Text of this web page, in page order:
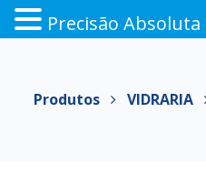
conteúdo
Produtos VIDRARIA
Precisão Absoluta